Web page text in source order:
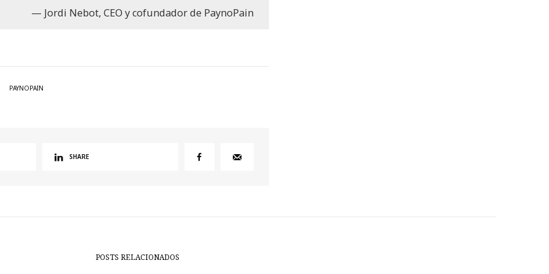
Jordi Nebot, CEO y cofundador de PaynoPain
PAYNOPAIN
SHARE
POSTS RELACIONADOS